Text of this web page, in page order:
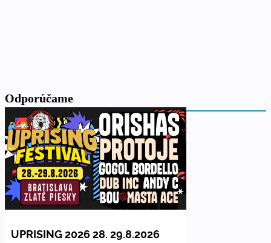
Odporúčame